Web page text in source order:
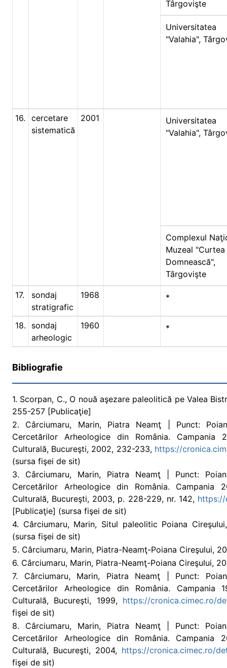
Târgovişte
Universitatea
"Valahia",
16.
cercetare
sistematică
2001
Universitatea
"Valahia",
Complexul
Muzeal "Curtea
Domnească",
Târgovişte
17.
sondaj
stratigrafic
1968 *
18.
sondaj
arheologic
1960 *
Bibliografie
1. Scorpan, C., O nouă aşezare paleolitică pe Valea
255-257 [Publicaţie]
2. Cârciumaru, Marin, Piatra Neamţ | Punct:
Cercetărilor Arheologice din România. Campania
Culturală, Bucureşti, 2002, 232-233, https://
(sursa fişei de sit)
3. Cârciumaru, Marin, Piatra Neamţ | Punct:
Cercetărilor Arheologice din România. Campania
Culturală, Bucureşti, 2003, p. 228-229, nr. 142, https://
[Publicaţie] (sursa fişei de sit)
4. Cârciumaru, Marin, Situl paleolitic Poiana
(sursa fişei de sit)
5. Cârciumaru, Marin, Piatra-Neamţ-Poiana Cireşului,
6. Cârciumaru, Marin, Piatra-Neamţ-Poiana Cireşului,
7. Cârciumaru, Marin, Piatra Neamţ | Punct:
Cercetărilor Arheologice din România. Campania
Culturală, Bucureşti, 1999, https://cronica.cimec.ro/
fişei de sit)
8. Cârciumaru, Marin, Piatra Neamţ | Punct:
Cercetărilor Arheologice din România. Campania
Culturală, Bucureşti, 2004, https://cronica.cimec.ro/
fişei de sit)